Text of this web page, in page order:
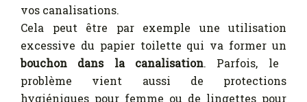
vos canalisations.
Cela peut être par exemple une utilisation
excessive du papier toilette qui va former un
bouchon dans la canalisation. Parfois, le
problème vient aussi de protections
hygiéniques pour femme ou de lingettes pour